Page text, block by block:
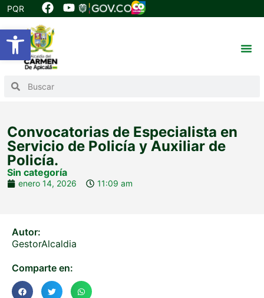
Abrir barra de herramientas
PQR
Convocatorias de Especialista en
Servicio de Policía y Auxiliar de
Policía.
Sin categoría
enero 14, 2026 11:09 am
Autor:
GestorAlcaldia
Comparte en: